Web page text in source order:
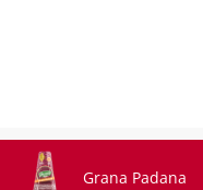
Grana Padana